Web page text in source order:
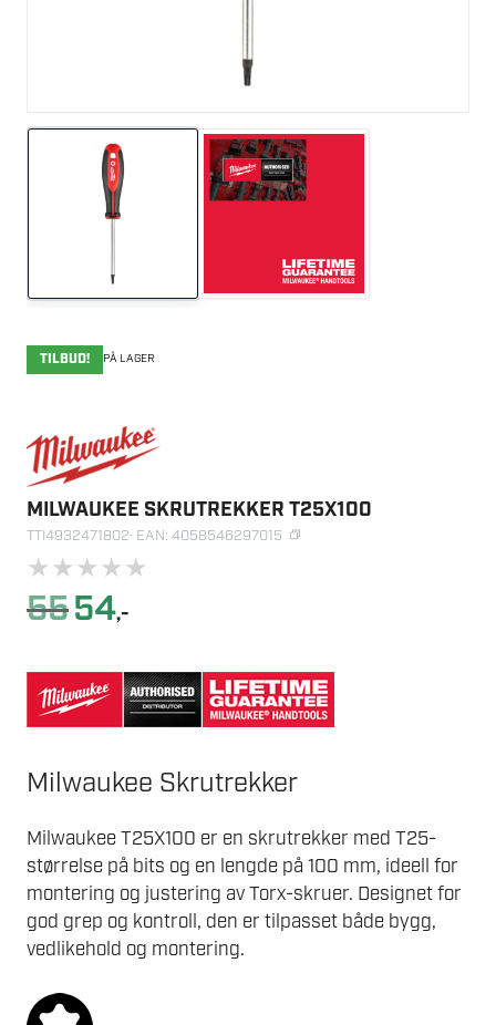
TILBUD! PÅ LAGER
MILWAUKEE SKRUTREKKER T25X100
TTI4932471802· EAN: 4058546297015
★★★★★
55 Opprinnelig
pris
55.
54pris
54.
,-
Milwaukee Skrutrekker
Milwaukee T25X100 er en skrutrekker med T25-
størrelse på bits og en lengde på 100 mm, ideell for
montering og justering av Torx-skruer. Designet for
god grep og kontroll, den er tilpasset både bygg,
vedlikehold og montering.